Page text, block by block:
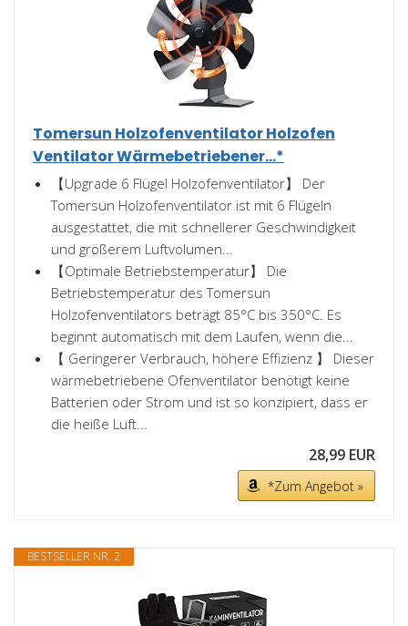
Tomersun Holzofenventilator Holzofen
Ventilator Wärmebetriebener...*
【Upgrade 6 Flügel Holzofenventilator】 Der
Tomersun Holzofenventilator ist mit 6 Flügeln
ausgestattet, die mit schnellerer Geschwindigkeit
und größerem Luftvolumen...
【Optimale Betriebstemperatur】 Die
Betriebstemperatur des Tomersun
Holzofenventilators beträgt 85°C bis 350°C. Es
beginnt automatisch mit dem Laufen, wenn die...
【 Geringerer Verbrauch, höhere Effizienz 】 Dieser
wärmebetriebene Ofenventilator benötigt keine
Batterien oder Strom und ist so konzipiert, dass er
die heiße Luft...
28,99 EUR
*Zum Angebot »
BESTSELLER NR. 2